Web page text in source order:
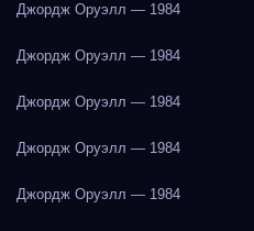
Джордж Оруэлл — 1984
Джордж Оруэлл — 1984
Джордж Оруэлл — 1984
Джордж Оруэлл — 1984
Джордж Оруэлл — 1984